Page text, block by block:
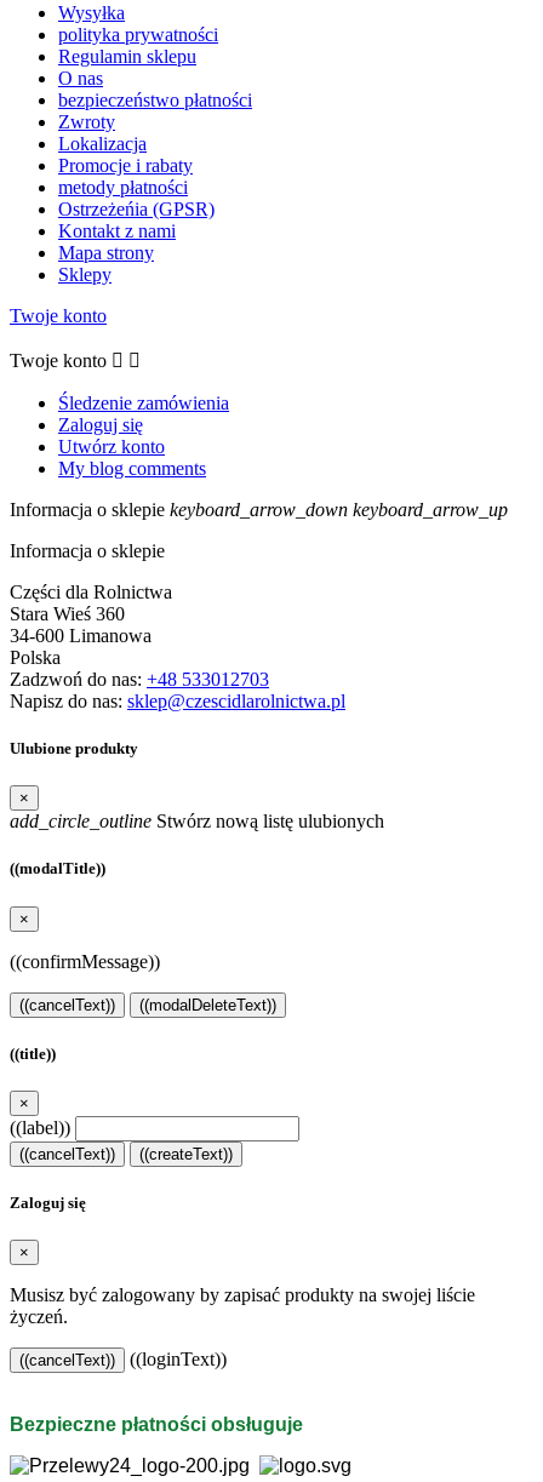
Wysyłka
polityka prywatności
Regulamin sklepu
O nas
bezpieczeństwo płatności
Zwroty
Lokalizacja
Promocje i rabaty
metody płatności
Ostrzeżeńia (GPSR)
Kontakt z nami
Mapa strony
Sklepy
Twoje konto
Twoje konto  
Śledzenie zamówienia
Zaloguj się
Utwórz konto
My blog comments
Informacja o sklepie keyboard_arrow_down keyboard_arrow_up
Informacja o sklepie
Części dla Rolnictwa
Stara Wieś 360
34-600 Limanowa
Polska
Zadzwoń do nas: +48 533012703
Napisz do nas: sklep@czescidlarolnictwa.pl
Ulubione produkty
×
add_circle_outline Stwórz nową listę ulubionych
((modalTitle))
×
((confirmMessage))
((cancelText)) ((modalDeleteText))
((title))
×
((label))
((cancelText)) ((createText))
Zaloguj się
×
Musisz być zalogowany by zapisać produkty na swojej liście
życzeń.
((cancelText)) ((loginText))
Bezpieczne płatności obsługuje